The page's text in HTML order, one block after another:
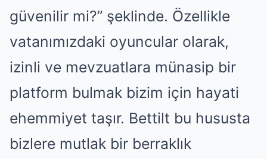
güvenilir mi?” şeklinde. Özellikle
vatanımızdaki oyuncular olarak,
izinli ve mevzuatlara münasip bir
platform bulmak bizim için hayati
ehemmiyet taşır. Bettilt bu hususta
bizlere mutlak bir berraklık